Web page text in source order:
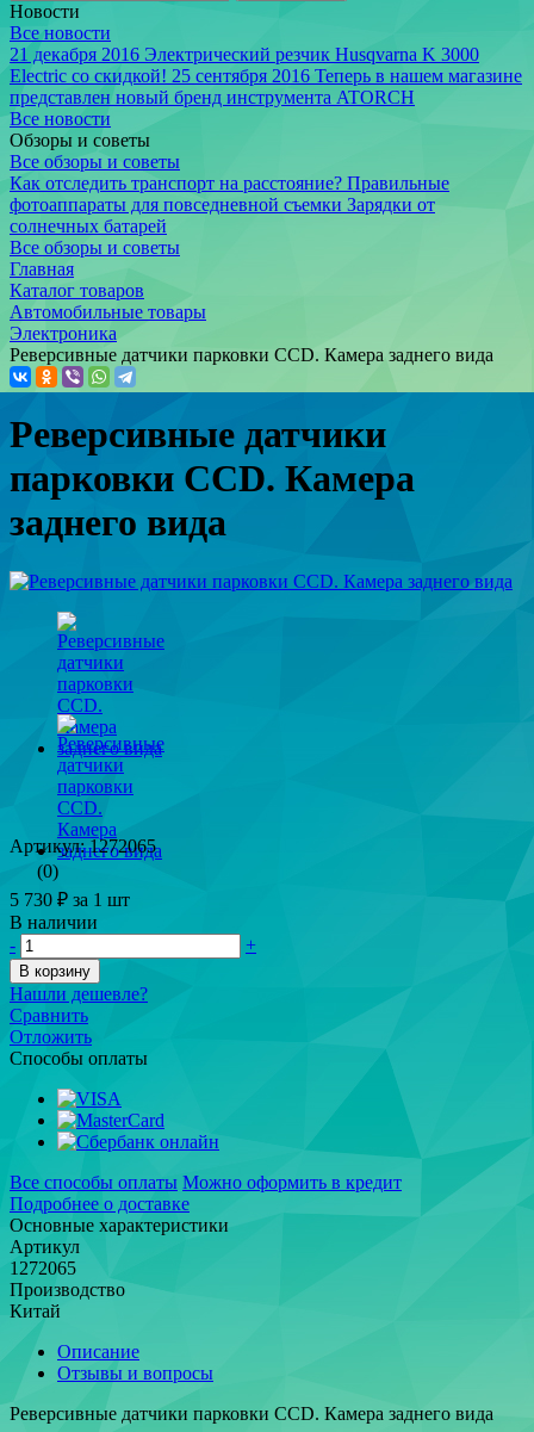
Новости
Все новости
21 декабря 2016 Электрический резчик Husqvarna K 3000
Electric со скидкой! 25 сентября 2016 Теперь в нашем магазине
представлен новый бренд инструмента ATORCH
Все новости
Обзоры и советы
Все обзоры и советы
Как отследить транспорт на расстояние? Правильные
фотоаппараты для повседневной съемки Зарядки от
солнечных батарей
Все обзоры и советы
Главная
Каталог товаров
Автомобильные товары
Электроника
Реверсивные датчики парковки CCD. Камера заднего вида
Реверсивные датчики
парковки CCD. Камера
заднего вида
Артикул: 1272065
(0)
5 730 ₽ за 1 шт
В наличии
-
+
В корзину
Нашли дешевле?
Сравнить
Отложить
Способы оплаты
Все способы оплаты Можно оформить в кредит
Подробнее о доставке
Основные характеристики
Артикул
1272065
Производство
Китай
Описание
Отзывы и вопросы
Реверсивные датчики парковки CCD. Камера заднего вида